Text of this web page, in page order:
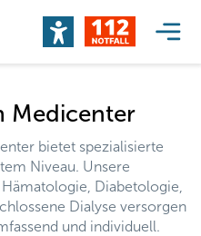
Medicenter
bietet spezialisierte
Niveau. Unsere
Diabetologie,
Dialyse versorgen
und individuell.